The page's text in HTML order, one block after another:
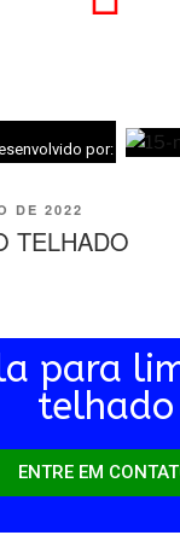
por:
DE 2022
TELHADO
para
telhado
ENTRE EM